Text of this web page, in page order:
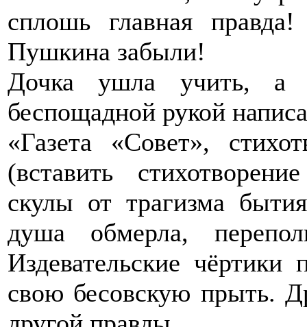
сплошь главная
Пушкина забыли!
Дочка ушла учить, а
беспощадной рукой
«Газета «Совет»,
(вставить
скулы от трагизма
душа обмерла,
Издевательские
свою бесовскую прыть.